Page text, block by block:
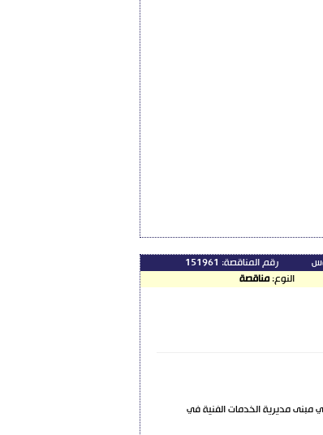
رقم المناقصة:
النوع:مناقصة
مبنى مديرية الخدمات الفنية في